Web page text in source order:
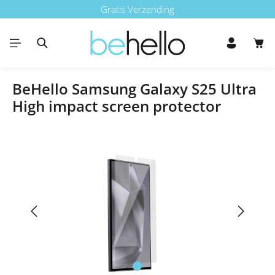
Ga naar de hoofdinhoudGratis Verzending
BeHello Samsung Galaxy S25 Ultra
High impact screen protector